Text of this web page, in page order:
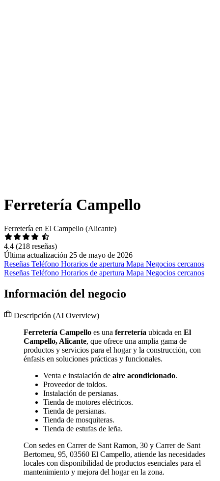
Ferretería Campello
Ferretería en El Campello (Alicante)
4.4 (218 reseñas)
Última actualización 25 de mayo de 2026
Reseñas Teléfono Horarios de apertura Mapa Negocios cercanos
Reseñas Teléfono Horarios de apertura Mapa Negocios cercanos
Información del negocio
Descripción (AI Overview)
Ferretería Campello es una ferretería ubicada en El
Campello, Alicante, que ofrece una amplia gama de
productos y servicios para el hogar y la construcción, con
énfasis en soluciones prácticas y funcionales.
Venta e instalación de aire acondicionado.
Proveedor de toldos.
Instalación de persianas.
Tienda de motores eléctricos.
Tienda de persianas.
Tienda de mosquiteras.
Tienda de estufas de leña.
Con sedes en Carrer de Sant Ramon, 30 y Carrer de Sant
Bertomeu, 95, 03560 El Campello, atiende las necesidades
locales con disponibilidad de productos esenciales para el
mantenimiento y mejora del hogar en la zona.